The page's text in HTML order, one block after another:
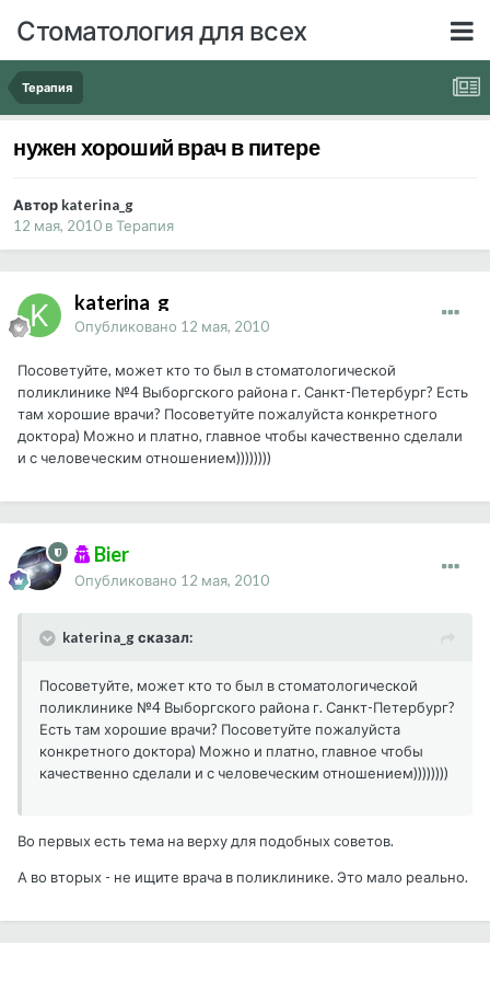
Стоматология для всех
Терапия
нужен хороший врач в питере
Автор katerina_g
12 мая, 2010 вТерапия
katerina_g
Опубликовано 12 мая, 2010
Посоветуйте, может кто то был в стоматологической
поликлинике №4 Выборгского района г. Санкт-Петербург? Есть
там хорошие врачи? Посоветуйте пожалуйста конкретного
доктора) Можно и платно, главное чтобы качественно сделали
и с человеческим отношением))))))))
Bier
Опубликовано 12 мая, 2010
katerina_g сказал:
Посоветуйте, может кто то был в стоматологической
поликлинике №4 Выборгского района г. Санкт-Петербург?
Есть там хорошие врачи? Посоветуйте пожалуйста
конкретного доктора) Можно и платно, главное чтобы
качественно сделали и с человеческим отношением))))))))
Во первых есть тема на верху для подобных советов.
А во вторых - не ищите врача в поликлинике. Это мало реально.